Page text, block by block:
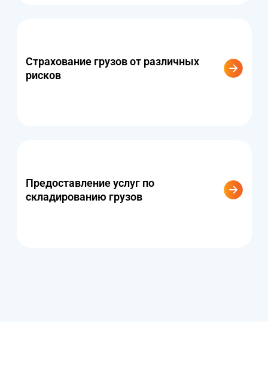
Страхование грузов от различных
рисков
Предоставление услуг по
складированию грузов